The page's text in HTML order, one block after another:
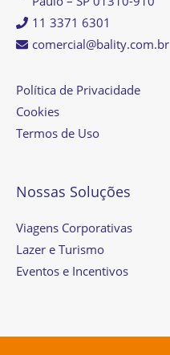
11 3371 6301
comercial@bality.com.br
Política de Privacidade
Cookies
Termos de Uso
Nossas Soluções
Viagens Corporativas
Lazer e Turismo
Eventos e Incentivos